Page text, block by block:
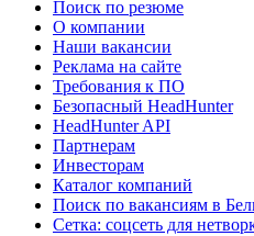
Поиск по резюме
О компании
Наши вакансии
Реклама на сайте
Требования к ПО
Безопасный HeadHunter
HeadHunter API
Партнерам
Инвесторам
Каталог компаний
Поиск по вакансиям в
Сетка: соцсеть для